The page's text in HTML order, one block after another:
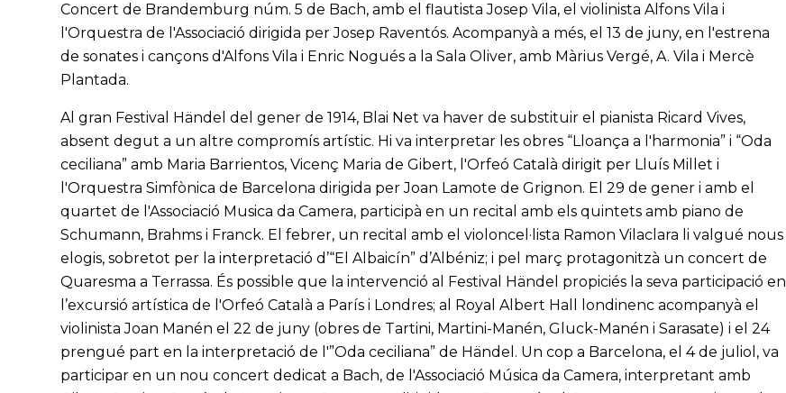
Concert de Brandemburg núm. 5 de Bach, amb el flautista Josep Vila, el violinista Alfons Vila i
l'Orquestra de l'Associació dirigida per Josep Raventós. Acompanyà a més, el 13 de juny, en l'estrena
de sonates i cançons d'Alfons Vila i Enric Nogués a la Sala Oliver, amb Màrius Vergé, A. Vila i Mercè
Plantada.
Al gran Festival Händel del gener de 1914, Blai Net va haver de substituir el pianista Ricard Vives,
absent degut a un altre compromís artístic. Hi va interpretar les obres “Lloança a l'harmonia” i “Oda
ceciliana” amb Maria Barrientos, Vicenç Maria de Gibert, l'Orfeó Català dirigit per Lluís Millet i
l'Orquestra Simfònica de Barcelona dirigida per Joan Lamote de Grignon. El 29 de gener i amb el
quartet de l'Associació Musica da Camera, participà en un recital amb els quintets amb piano de
Schumann, Brahms i Franck. El febrer, un recital amb el violoncel·lista Ramon Vilaclara li valgué nous
elogis, sobretot per la interpretació d’“El Albaicín” d’Albéniz; i pel març protagonitzà un concert de
Quaresma a Terrassa. És possible que la intervenció al Festival Händel propiciés la seva participació en
l’excursió artística de l'Orfeó Català a París i Londres; al Royal Albert Hall londinenc acompanyà el
violinista Joan Manén el 22 de juny (obres de Tartini, Martini-Manén, Gluck-Manén i Sarasate) i el 24
prengué part en la interpretació de l'”Oda ceciliana” de Händel. Un cop a Barcelona, el 4 de juliol, va
participar en un nou concert dedicat a Bach, de l'Associació Música da Camera, interpretant amb